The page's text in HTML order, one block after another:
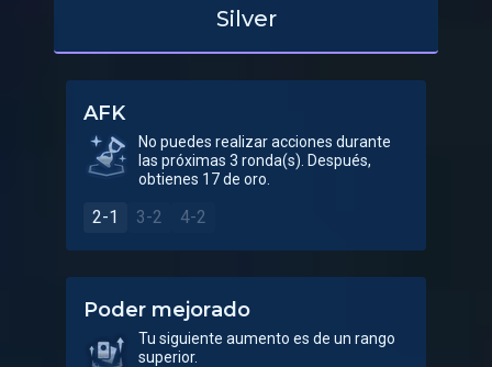
Silver
AFK
No puedes realizar acciones durante
las próximas 3 ronda(s). Después,
obtienes 17 de oro.
2-1 3-2 4-2
Poder mejorado
Tu siguiente aumento es de un rango
superior.